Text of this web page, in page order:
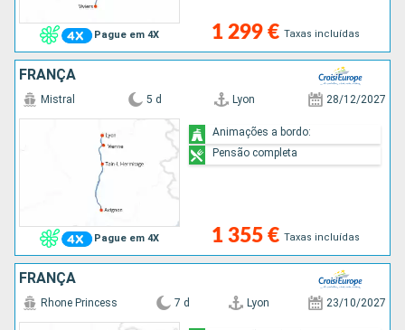
Pague em 4X 1 299 € Taxas incluídas
FRANÇA
Pague em 4X
Mistral 5 d Lyon 28/12/2027
1 355 € Taxas incluídas
Animações a bordo:
Pensão completa
FRANÇA
Rhone Princess 7 d Lyon 23/10/2027